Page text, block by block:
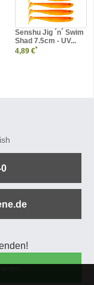
Senshu Jig ´n´ Swim
Shad 7.5cm - UV...
4,89 €*